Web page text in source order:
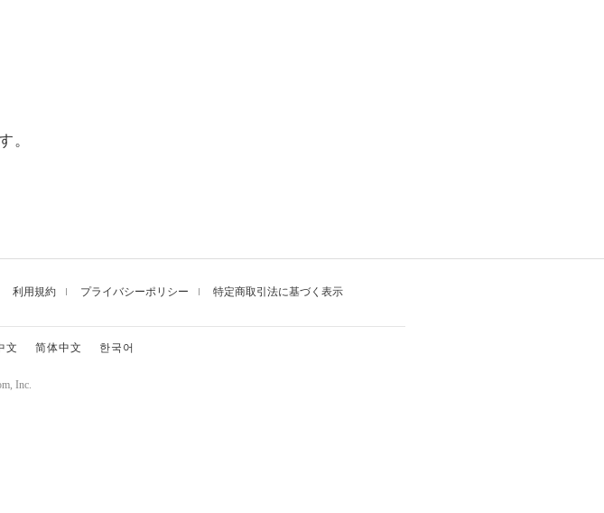
。
利用規約 プライバシーポリシー 特定商取引法に基づく表示
文 简体中文 한국어
Inc.